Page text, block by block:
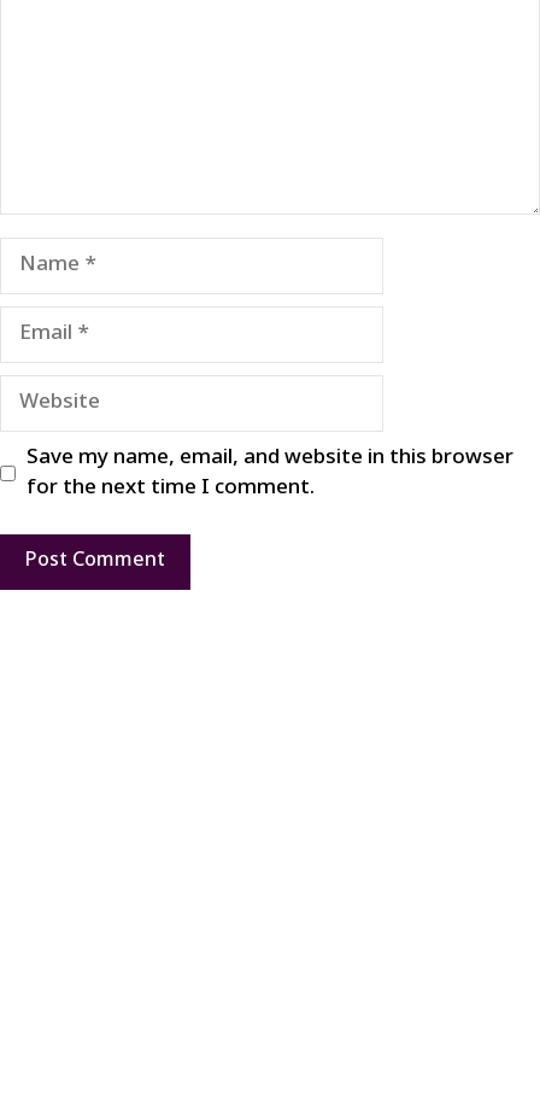
Name
Email
Website
Save my name, email, and website in this browser
for the next time I comment.